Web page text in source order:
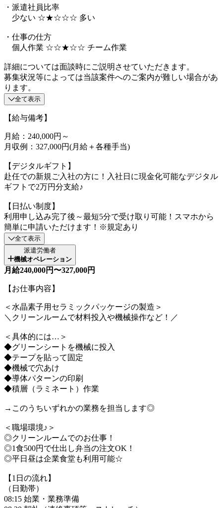
・派遣社員比率
少ない ☆★☆☆☆ 多い
・仕事の仕方
個人作業 ☆☆★☆☆ チーム作業
詳細については面談時にご説明させていただきます。
募集状況等によっては当該案件へのご案内が難しい場合があ
ります。
全て表示
【給与備考】
月給：240,000円～
月収例：327,000円(月給＋各種手当)
【デジタルギフト】
赴任での新規ご入社の方に！入社日に現金化可能なデジタル
ギフトで2万円分支給♪
【日払い制度】
利用申し込み完了後～最短5分で受け取り可能！スマホから
簡単に申請いただけます！※規定あり
全て表示
派遣労働者
機械オペレーション
月給240,000円〜327,000円
【お仕事内容】
＜水晶素子用セラミックパッケージの製造＞
＼クリーンルームで材料投入や機械操作など！／
＜具体的には…＞
◆グリーンシートを機械に投入
◆テープを貼って固定
◆機械で穴あけ
◆導体パターンの印刷
◆積層（ラミネート）作業
→このうちいずれかの業務を担当します◎
＜職場環境♪＞
◎クリーンルームでのお仕事！
◎1食500円で仕出し弁当の注文OK！
◎平日昼は企業食堂も利用可能☆
【1日の流れ】
（日勤帯）
08:15 始業・業務準備